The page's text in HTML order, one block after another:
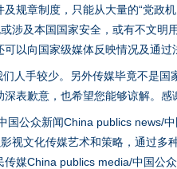
规章制度，只能从大量的“党政
涉及本国国家安全，或有不文明
以向国家级媒体反映情况及通过
人手较少。另外传媒毕竟不是国
表歉意，也希望您能够谅解。感
公众新闻China publics news/
视文化传媒艺术和策略，通过多
媒China publics media/中国公